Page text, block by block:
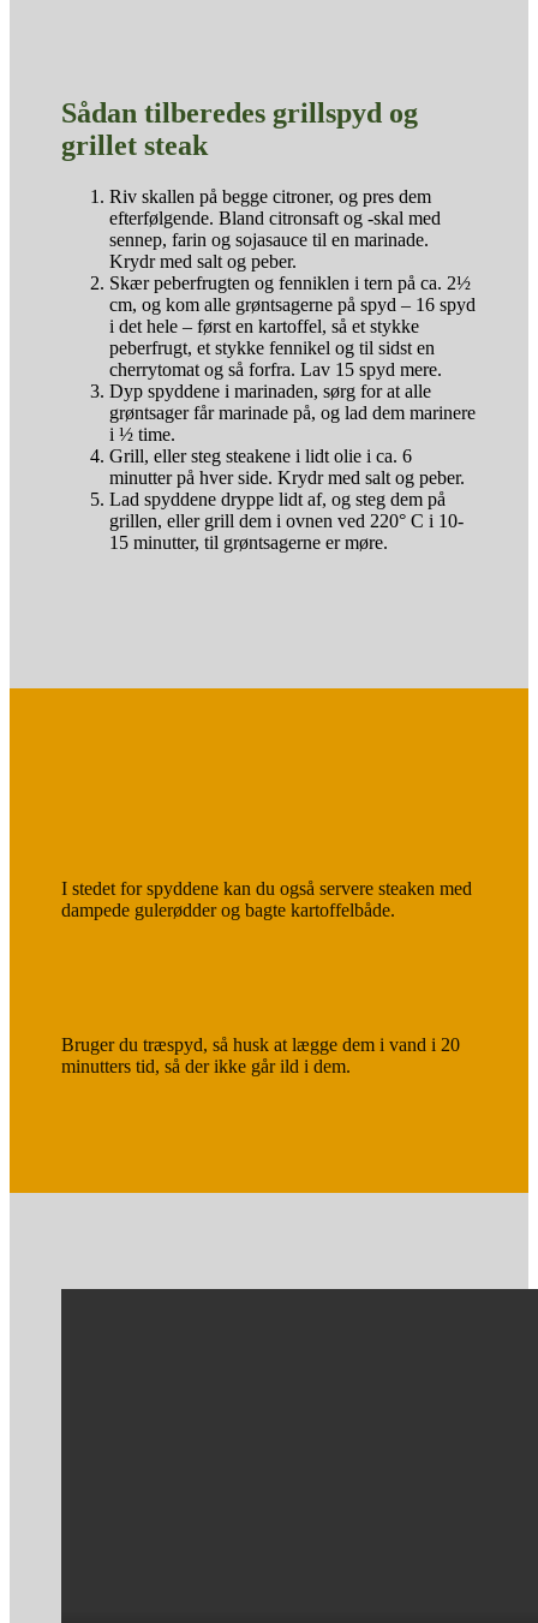
Sådan tilberedes grillspyd og
grillet steak
Riv skallen på begge citroner, og pres dem
efterfølgende. Bland citronsaft og -skal med
sennep, farin og sojasauce til en marinade.
Krydr med salt og peber.
Skær peberfrugten og fenniklen i tern på ca. 2½
cm, og kom alle grøntsagerne på spyd – 16 spyd
i det hele – først en kartoffel, så et stykke
peberfrugt, et stykke fennikel og til sidst en
cherrytomat og så forfra. Lav 15 spyd mere.
Dyp spyddene i marinaden, sørg for at alle
grøntsager får marinade på, og lad dem marinere
i ½ time.
Grill, eller steg steakene i lidt olie i ca. 6
minutter på hver side. Krydr med salt og peber.
Lad spyddene dryppe lidt af, og steg dem på
grillen, eller grill dem i ovnen ved 220° C i 10-
15 minutter, til grøntsagerne er møre.
I stedet for spyddene kan du også servere steaken med
dampede gulerødder og bagte kartoffelbåde.
Bruger du træspyd, så husk at lægge dem i vand i 20
minutters tid, så der ikke går ild i dem.